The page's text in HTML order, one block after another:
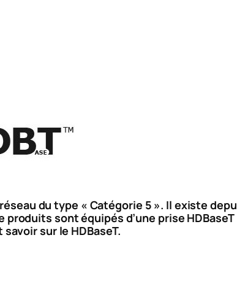
du type « Catégorie 5 ». Il existe
sont équipés d’une prise
sur le HDBaseT.